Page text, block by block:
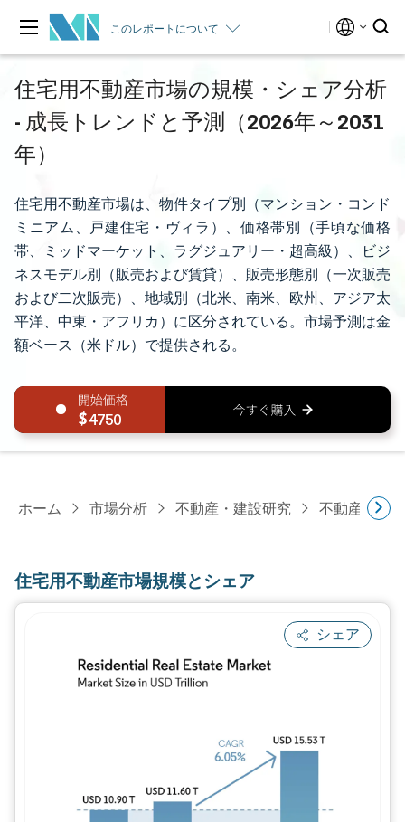
このレポートについて
住宅用不動産市場の規模・シェア分析
- 成長トレンドと予測（2026年～2031
年）
住宅用不動産市場は、物件タイプ別（マンション・コンド
ミニアム、戸建住宅・ヴィラ）、価格帯別（手頃な価格
帯、ミッドマーケット、ラグジュアリー・超高級）、ビジ
ネスモデル別（販売および賃貸）、販売形態別（一次販売
および二次販売）、地域別（北米、南米、欧州、アジア太
平洋、中東・アフリカ）に区分されている。市場予測は金
額ベース（米ドル）で提供される。
4750
ホーム 市場分析 不動産・建設研究 不動産研究
住宅用不動産市場規模とシェア
シェア